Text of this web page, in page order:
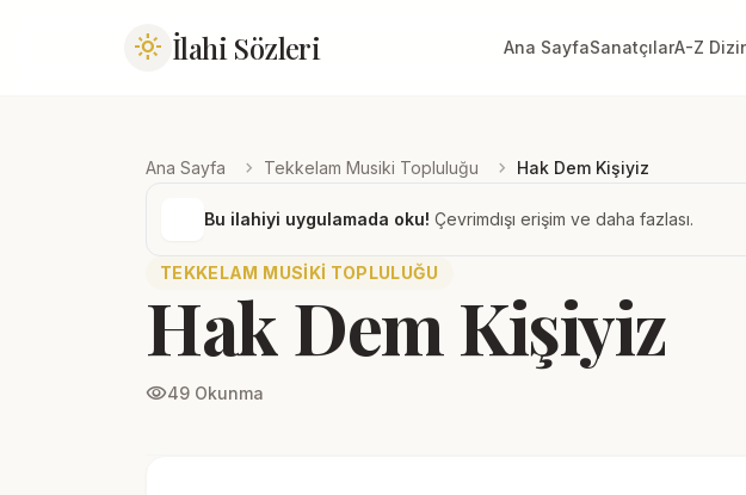
light_mode İlahi Sözleri Ana SayfaSanatçılarA-Z
Ana Sayfa chevron_right Tekkelam Musiki Topluluğu chevron_right Hak Dem Kişiyiz
Bu ilahiyi uygulamada oku! Çevrimdışı erişim ve daha fazlası.
TEKKELAM MUSIKI TOPLULUĞU
Hak Dem Kişiyiz
visibility49 Okunma